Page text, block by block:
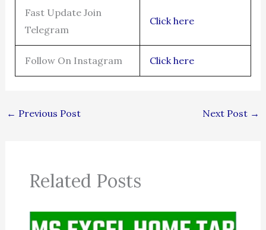
Fast Update Join
Telegram
Click here
Follow On Instagram Click here
← Previous Post Next Post →
Related Posts